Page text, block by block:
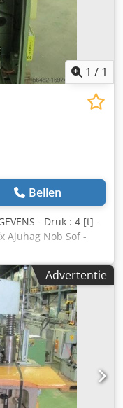
1 / 1
Bellen
- Druk : 4 [t] -
Ajuhag Nob Sof -
: 150 [H/min] -
Afstand tussen tafel
220 [mm]Advertentie